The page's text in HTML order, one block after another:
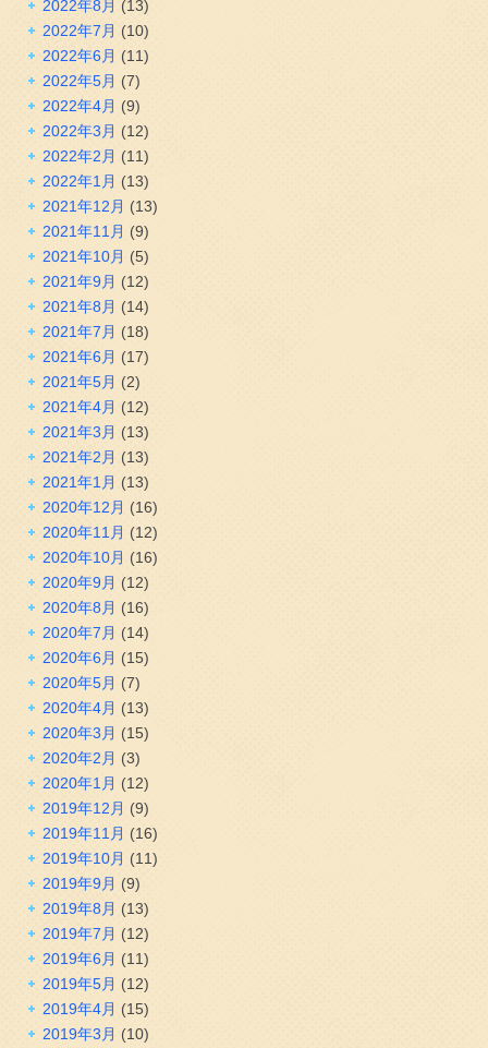
2022年8月 (13)
2022年7月 (10)
2022年6月 (11)
2022年5月 (7)
2022年4月 (9)
2022年3月 (12)
2022年2月 (11)
2022年1月 (13)
2021年12月 (13)
2021年11月 (9)
2021年10月 (5)
2021年9月 (12)
2021年8月 (14)
2021年7月 (18)
2021年6月 (17)
2021年5月 (2)
2021年4月 (12)
2021年3月 (13)
2021年2月 (13)
2021年1月 (13)
2020年12月 (16)
2020年11月 (12)
2020年10月 (16)
2020年9月 (12)
2020年8月 (16)
2020年7月 (14)
2020年6月 (15)
2020年5月 (7)
2020年4月 (13)
2020年3月 (15)
2020年2月 (3)
2020年1月 (12)
2019年12月 (9)
2019年11月 (16)
2019年10月 (11)
2019年9月 (9)
2019年8月 (13)
2019年7月 (12)
2019年6月 (11)
2019年5月 (12)
2019年4月 (15)
2019年3月 (10)